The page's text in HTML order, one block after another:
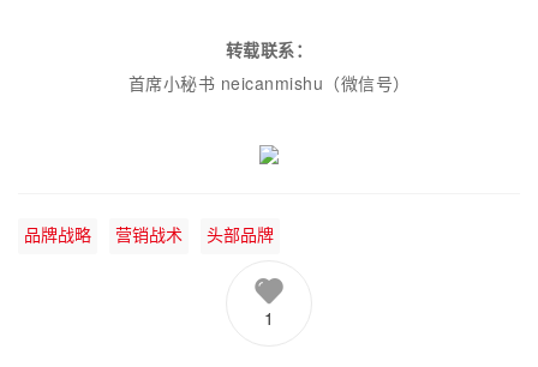
转载联系：
首席小秘书 neicanmishu （微信号）
品牌战略 营销战术 头部品牌
1